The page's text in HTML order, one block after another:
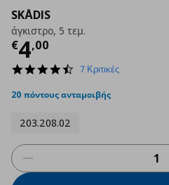
SKÅDIS
άγκιστρο, 5 τεμ.
€4,00
Τρέχουσα τιμή
4.6
rating
7 Κριτικές
20 πόντους ανταμοιβής
203.208.02